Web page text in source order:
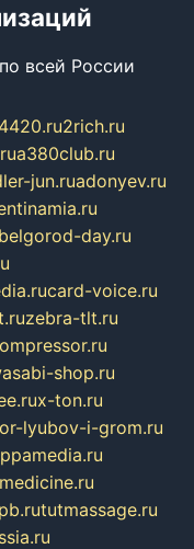
всей России
2rich.ru
a380club.ru
jun.ruadonyev.ru
belgorod-day.ru
card-voice.ru
zebra-tlt.ru
shop.ru
x-ton.ru
lyubov-i-grom.ru
tutmassage.ru